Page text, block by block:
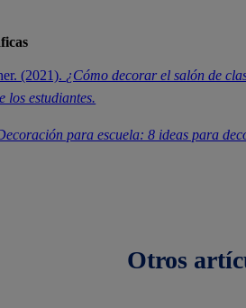
(2021). ¿Cómo decorar el salón de
los estudiantes.
para escuela: 8 ideas para
Otros